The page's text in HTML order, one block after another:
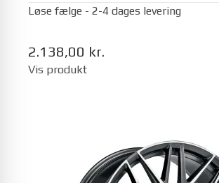
Løse fælge - 2-4 dages levering
2.138,00 kr.
Vis produkt